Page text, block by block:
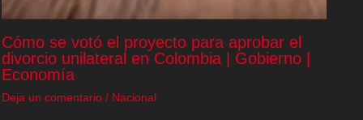
Cómo se votó el proyecto para aprobar el
divorcio unilateral en Colombia | Gobierno |
Economía
Deja un comentario / Nacional